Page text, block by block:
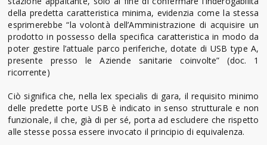
della predetta caratteristica minima, evidenzia come la stessa
esprimerebbe “la volontà dell’Amministrazione di acquisire un
prodotto in possesso della specifica caratteristica in modo da
poter gestire l’attuale parco periferiche, dotate di USB type A,
presente presso le Aziende sanitarie coinvolte” (doc. 1
ricorrente)
Ciò significa che, nella lex specialis di gara, il requisito minimo
delle predette porte USB è indicato in senso strutturale e non
funzionale, il che, già di per sé, porta ad escludere che rispetto
alle stesse possa essere invocato il principio di equivalenza.